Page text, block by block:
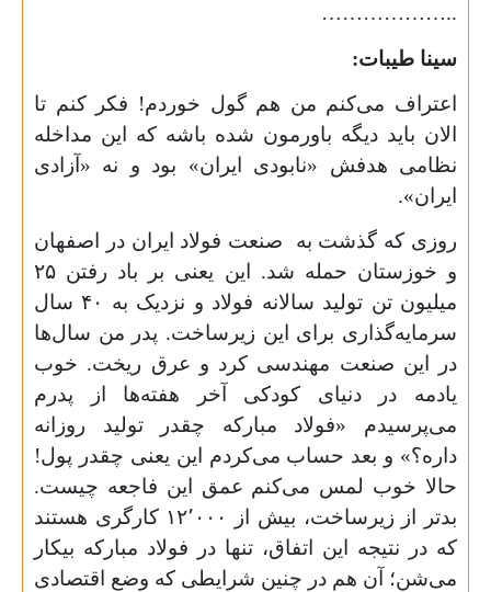
………………..
سینا طیبات:
اعتراف می‌کنم من هم گول خوردم! فکر کنم تا
الان باید دیگه باورمون شده باشه که این مداخله
نظامی هدفش «نابودی ایران» بود و نه «آزادی
ایران».
روزی که گذشت به صنعت فولاد ایران در اصفهان
و خوزستان حمله شد. این یعنی بر باد رفتن ۲۵
میلیون تن تولید سالانه فولاد و نزدیک به ۴۰ سال
سرمایه‌گذاری برای این زیرساخت. پدر من سال‌ها
در این صنعت مهندسی کرد و عرق ریخت. خوب
یادمه در دنیای کودکی آخر هفته‌ها از پدرم
می‌پرسیدم «فولاد مبارکه چقدر تولید روزانه
داره؟» و بعد حساب می‌کردم این یعنی چقدر پول!
حالا خوب لمس می‌کنم عمق این فاجعه چیست.
بدتر از زیرساخت، بیش از ۱۲٬۰۰۰ کارگری هستند
که در نتیجه این اتفاق، تنها در فولاد مبارکه بیکار
می‌شن؛ آن هم در چنین شرایطی که وضع اقتصادی